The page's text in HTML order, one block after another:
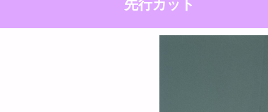
先行カット